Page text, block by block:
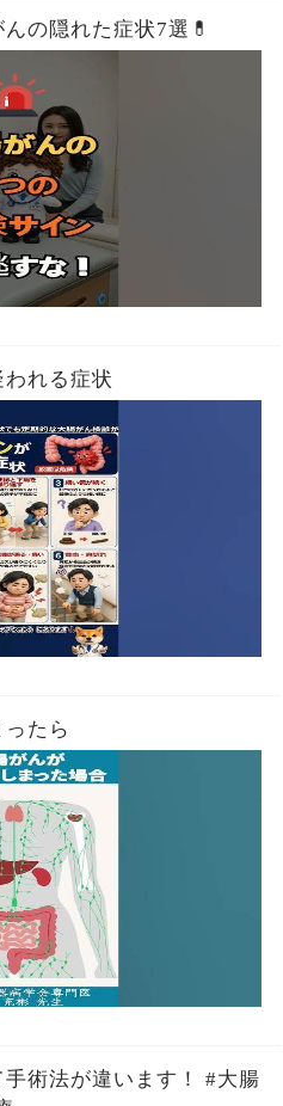
の隠れた症状7選💊
われる症状
たら
術法が違います！ #大腸